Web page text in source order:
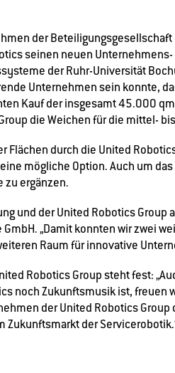
der
seinen neuen
der Ruhr-Universität
Unternehmen sein konnte,
Kauf der insgesamt 45.000
die Weichen für die mittel-
Flächen durch die United
mögliche Option. Auch um
zu ergänzen.
und der United Robotics Group
„Damit konnten wir zwei
Raum für innovative
Robotics Group steht fest:
noch Zukunftsmusik ist, freuen
der United Robotics
der